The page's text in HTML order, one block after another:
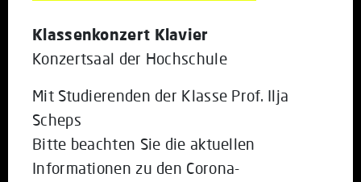
Klassenkonzert Klavier
Konzertsaal der Hochschule
Mit Studierenden der Klasse Prof. Ilja
Scheps
Bitte beachten Sie die aktuellen
Informationen zu den Corona-